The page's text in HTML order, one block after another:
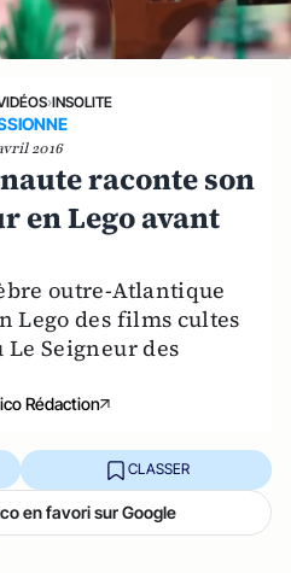
›INSOLITE
2016
raconte son
en Lego avant
outre-Atlantique
Lego des films cultes
Le Seigneur des
Rédaction
CLASSER
en favori sur Google